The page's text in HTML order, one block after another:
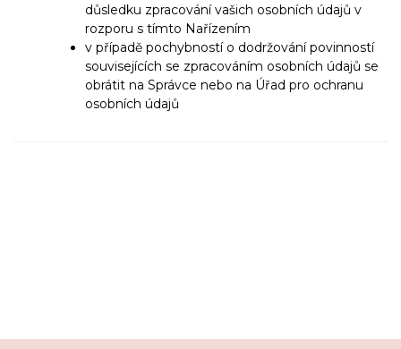
důsledku zpracování vašich osobních údajů v
rozporu s tímto Nařízením
v případě pochybností o dodržování povinností
souvisejících se zpracováním osobních údajů se
obrátit na Správce nebo na Úřad pro ochranu
osobních údajů